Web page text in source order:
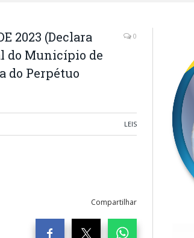
2023 (Declara
do Município de
do Perpétuo
0
LEIS
Compartilhar